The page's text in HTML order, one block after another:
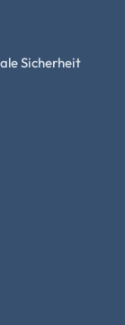
Sicherheit